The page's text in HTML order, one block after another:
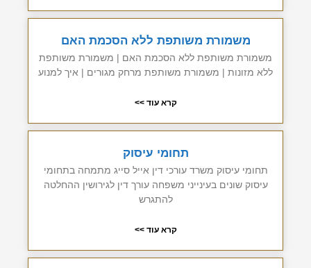
משמורת משותפת ללא הסכמת האם
משמורת משותפת ללא הסכמת האם | משמורת משותפת
ללא מזונות | משמורת משותפת מרחק מגורים | איך למנוע
קרא עוד >>
תחומי עיסוק
תחומי עיסוק משרד עורכי דין אייל סייג מתמחה בתחומי
עיסוק שונים בעינייני משפחה עורך דין לגירושין ההחלטה
להתגרש
קרא עוד >>